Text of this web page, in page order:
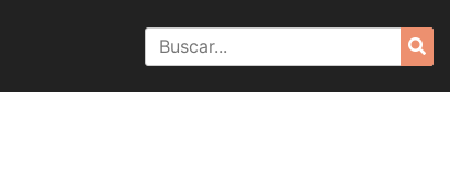
Search
for: